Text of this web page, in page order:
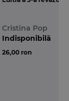
Cristina Pop
26,00 ron
Indisponibilă